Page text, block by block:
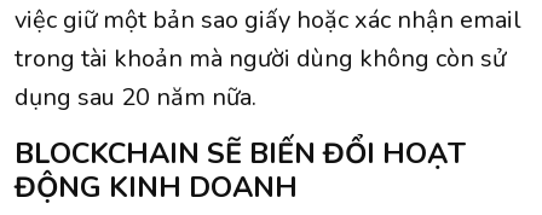
việc giữ một bản sao giấy hoặc xác nhận email
trong tài khoản mà người dùng không còn sử
dụng sau 20 năm nữa.
BLOCKCHAIN SẼ BIẾN ĐỔI HOẠT
ĐỘNG KINH DOANH